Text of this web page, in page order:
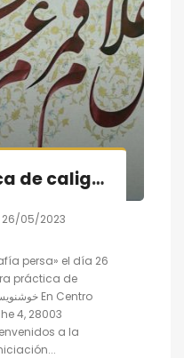
Muestra práctica de caligrafía persa, sesión VI
26/05/2023
persa» el día 26
práctica de
4, 28003
a la